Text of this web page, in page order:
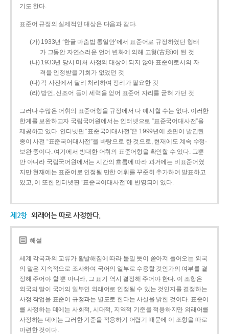
기도 한다.
표준어 규정의 실제적인 대상은 다음과 같다.
(가) 1933년 ‘한글 마춤법 통일안’에서 표준어로 규정하였던 형태
가 그동안 자연스러운 언어 변화에 의해 고형(古形)이 된 것
(나) 1933년 당시 미처 사정의 대상이 되지 않아 표준어로서의 자
격을 인정받을 기회가 없었던 것
(다) 각 사전에서 달리 처리하여 정리가 필요한 것
(라) 방언, 신조어 등이 세력을 얻어 표준어 자리를 굳혀 가던 것
그러나 수많은 어휘의 표준어형을 규정에서 다 예시할 수는 없다. 이러한
한계를 보완하고자 국립국어원에서는 인터넷으로 “표준국어대사전”을
제공하고 있다. 인터넷판 “표준국어대사전”은 1999년에 초판이 발간된
종이 사전 “표준국어대사전”을 바탕으로 한 것으로, 현재에도 계속 수정·
보완 중이다. 여기에서 방대한 어휘의 표준어형을 확인할 수 있다. 그뿐
만 아니라 국립국어원에서는 시간의 흐름에 따라 과거에는 비표준어였
지만 현재에는 표준어로 인정될 만한 어휘를 꾸준히 추가하여 발표하고
있고, 이 또한 인터넷판 “표준국어대사전”에 반영되어 있다.
제2항 외래어는 따로 사정한다.
해설
세계 각국과의 교류가 활발해짐에 따라 물밀 듯이 쏟아져 들어오는 외국
의 말은 지속적으로 조사하여 국어의 일부로 수용할 것인가의 여부를 결
정해 주어야 할 뿐 아니라, 그 표기 역시 결정해 주어야 한다. 이 조항은
외국의 말이 국어의 일부인 외래어로 인정될 수 있는 것인지를 결정하는
사정 작업을 표준어 규정과는 별도로 한다는 사실을 밝힌 것이다. 표준어
를 사정하는 데에는 사회적, 시대적, 지역적 기준을 적용하지만 외래어를
사정하는 데에는 그러한 기준을 적용하기 어렵기 때문에 이 조항을 따로
마련한 것이다.